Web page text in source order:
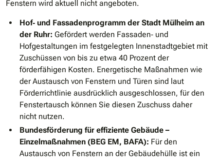
Fenstern wird aktuell nicht angeboten.
Hof‐ und Fassadenprogramm der Stadt Mülheim an
der Ruhr: Gefördert werden Fassaden‐ und
Hofgestaltungen im festgelegten Innenstadtgebiet mit
Zuschüssen von bis zu etwa 40 Prozent der
förderfähigen Kosten. Energetische Maßnahmen wie
der Austausch von Fenstern und Türen sind laut
Förderrichtlinie ausdrücklich ausgeschlossen, für den
Fenstertausch können Sie diesen Zuschuss daher
nicht nutzen.
Bundesförderung für effiziente Gebäude –
Einzelmaßnahmen (BEG EM, BAFA): Für den
Austausch von Fenstern an der Gebäudehülle ist ein